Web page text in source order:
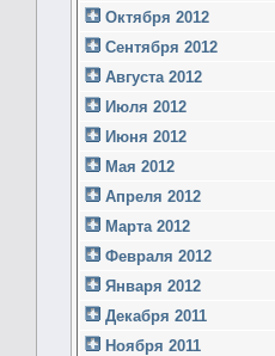
Октября 2012
Сентября 2012
Августа 2012
Июля 2012
Июня 2012
Мая 2012
Апреля 2012
Марта 2012
Февраля 2012
Января 2012
Декабря 2011
Ноября 2011